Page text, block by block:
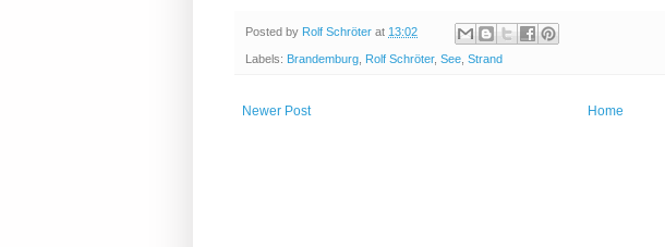
Posted by Rolf Schröter at 13:02
Labels: Brandemburg Rolf Schröter, See Strand
Newer Post Home